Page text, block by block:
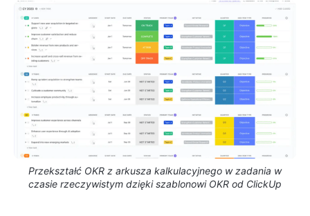
Przekształć OKR z arkusza kalkulacyjnego w zadania w
czasie rzeczywistym dzięki szablonowi OKR od ClickUp